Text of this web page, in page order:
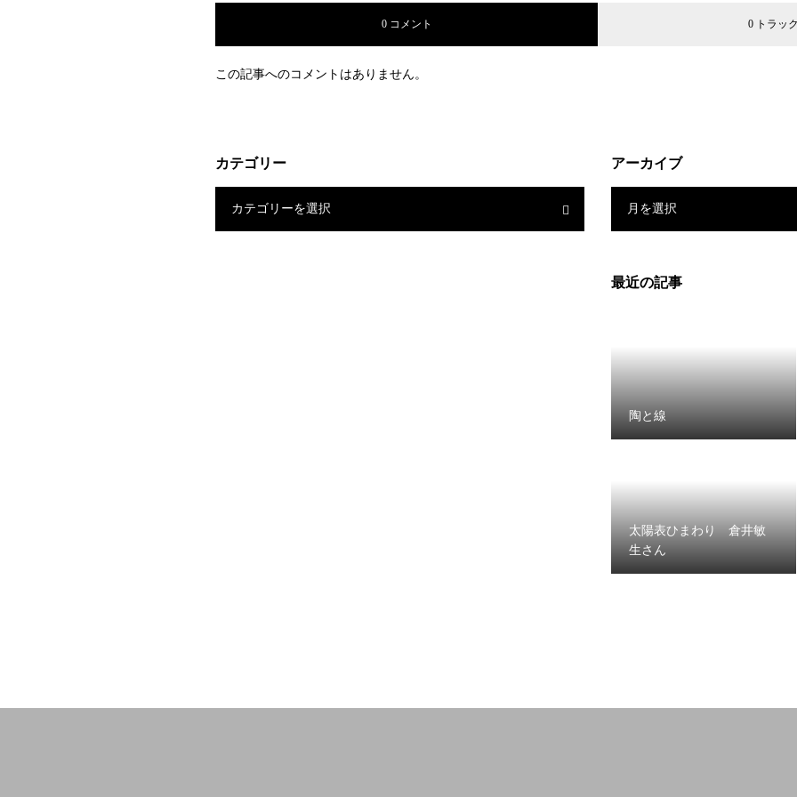
0 コメント 0 トラッ
この記事へのコメントはありません。
カテゴリー
カテゴリーを選択
アーカイブ
月を選択
最近の記事
陶と線
太陽表ひまわり 倉井敏
生さん